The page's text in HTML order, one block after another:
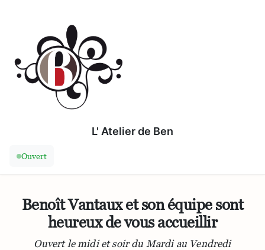
L' Atelier de Ben
Ouvert
Benoît Vantaux et son équipe sont
heureux de vous accueillir
Ouvert le midi et soir du Mardi au Vendredi